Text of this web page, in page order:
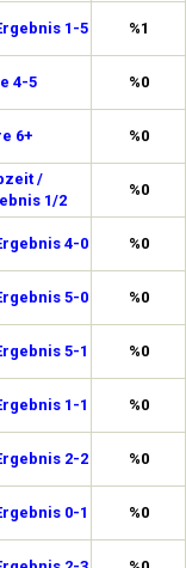
1-5 %1
4-5 %0
6+ %0
/
1/2
%0
4-0 %0
5-0 %0
5-1 %0
1-1 %0
2-2 %0
0-1 %0